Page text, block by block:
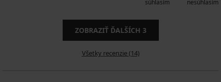
súhlasím nesúhlasím
ZOBRAZIŤ ĎALŠÍCH 3
Všetky recenzie (14)